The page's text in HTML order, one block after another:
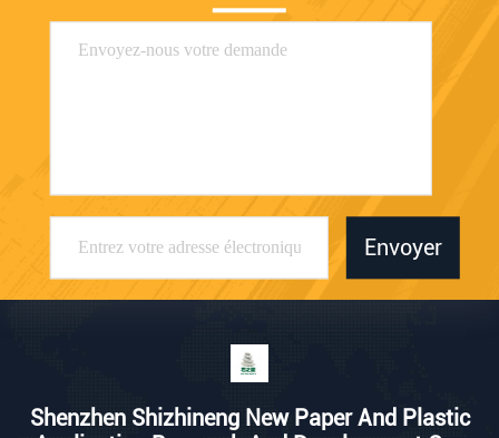
Envoyer
Shenzhen Shizhineng New Paper And Plastic